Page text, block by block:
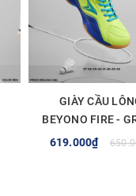
GIÀY CẦU
BEYONO FIRE -
619.000₫